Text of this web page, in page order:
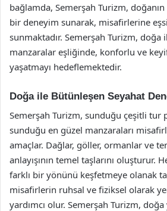
bağlamda, Semerşah Turizm,
bir deneyim sunarak, misafirlerine
sunmaktadır. Semerşah Turizm, doğa
manzaralar eşliğinde, konforlu ve
yaşatmayı hedeflemektedir.
Doğa ile Bütünleşen Seyahat
Semerşah Turizm, sunduğu çeşitli tur
sunduğu en güzel manzaraları
amaçlar. Dağlar, göller, ormanlar ve
anlayışının temel taşlarını oluşturur.
farklı bir yönünü keşfetmeye olanak
misafirlerin ruhsal ve fiziksel olarak
yardımcı olur. Semerşah Turizm,